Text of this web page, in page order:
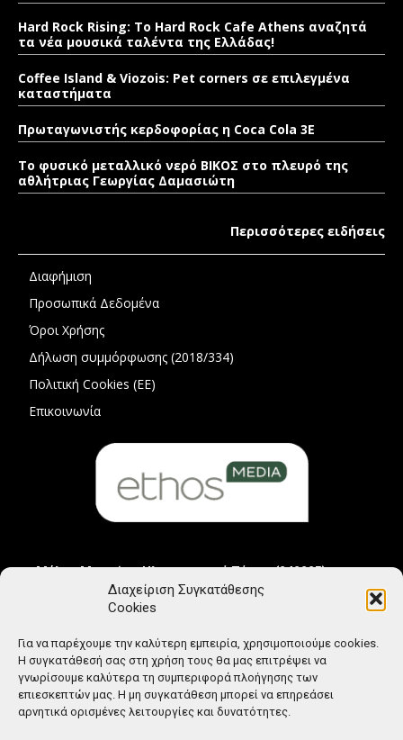
Διαχείριση Συγκατάθεσης
Cookies
Για να παρέχουμε την καλύτερη εμπειρία, χρησιμοποιούμε cookies.
Η συγκατάθεσή σας στη χρήση τους θα μας επιτρέψει να
γνωρίσουμε καλύτερα τη συμπεριφορά πλοήγησης των
επιεσκεπτών μας. Η μη συγκατάθεση μπορεί να επηρεάσει
αρνητικά ορισμένες λειτουργίες και δυνατότητες.
Hard Rock Rising: Το Hard Rock Cafe Athens αναζητά
τα νέα μουσικά ταλέντα της Ελλάδας!
Coffee Island & Viozois: Pet corners σε επιλεγμένα
καταστήματα
Πρωταγωνιστής κερδοφορίας η Coca Cola 3E
Το φυσικό μεταλλικό νερό ΒΙΚΟΣ στο πλευρό της
αθλήτριας Γεωργίας Δαμασιώτη
Περισσότερες ειδήσεις
Διαφήμιση
Προσωπικά Δεδομένα
Όροι Χρήσης
Δήλωση συμμόρφωσης (2018/334)
Πολιτική Cookies (ΕΕ)
Επικοινωνία
Μέλος Μητρώου Ηλεκτρονικού Τύπου (242225)